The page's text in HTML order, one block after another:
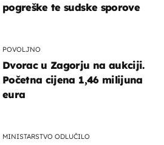
pogreške te sudske sporove
POVOLJNO
Dvorac u Zagorju na aukciji.
Početna cijena 1,46 milijuna
eura
MINISTARSTVO ODLUČILO